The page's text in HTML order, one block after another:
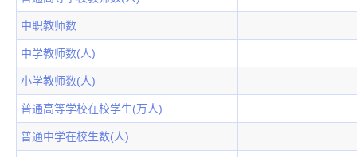
中职教师数
中学教师数(人)
小学教师数(人)
普通高等学校在校学生(万人)
普通中学在校生数(人)